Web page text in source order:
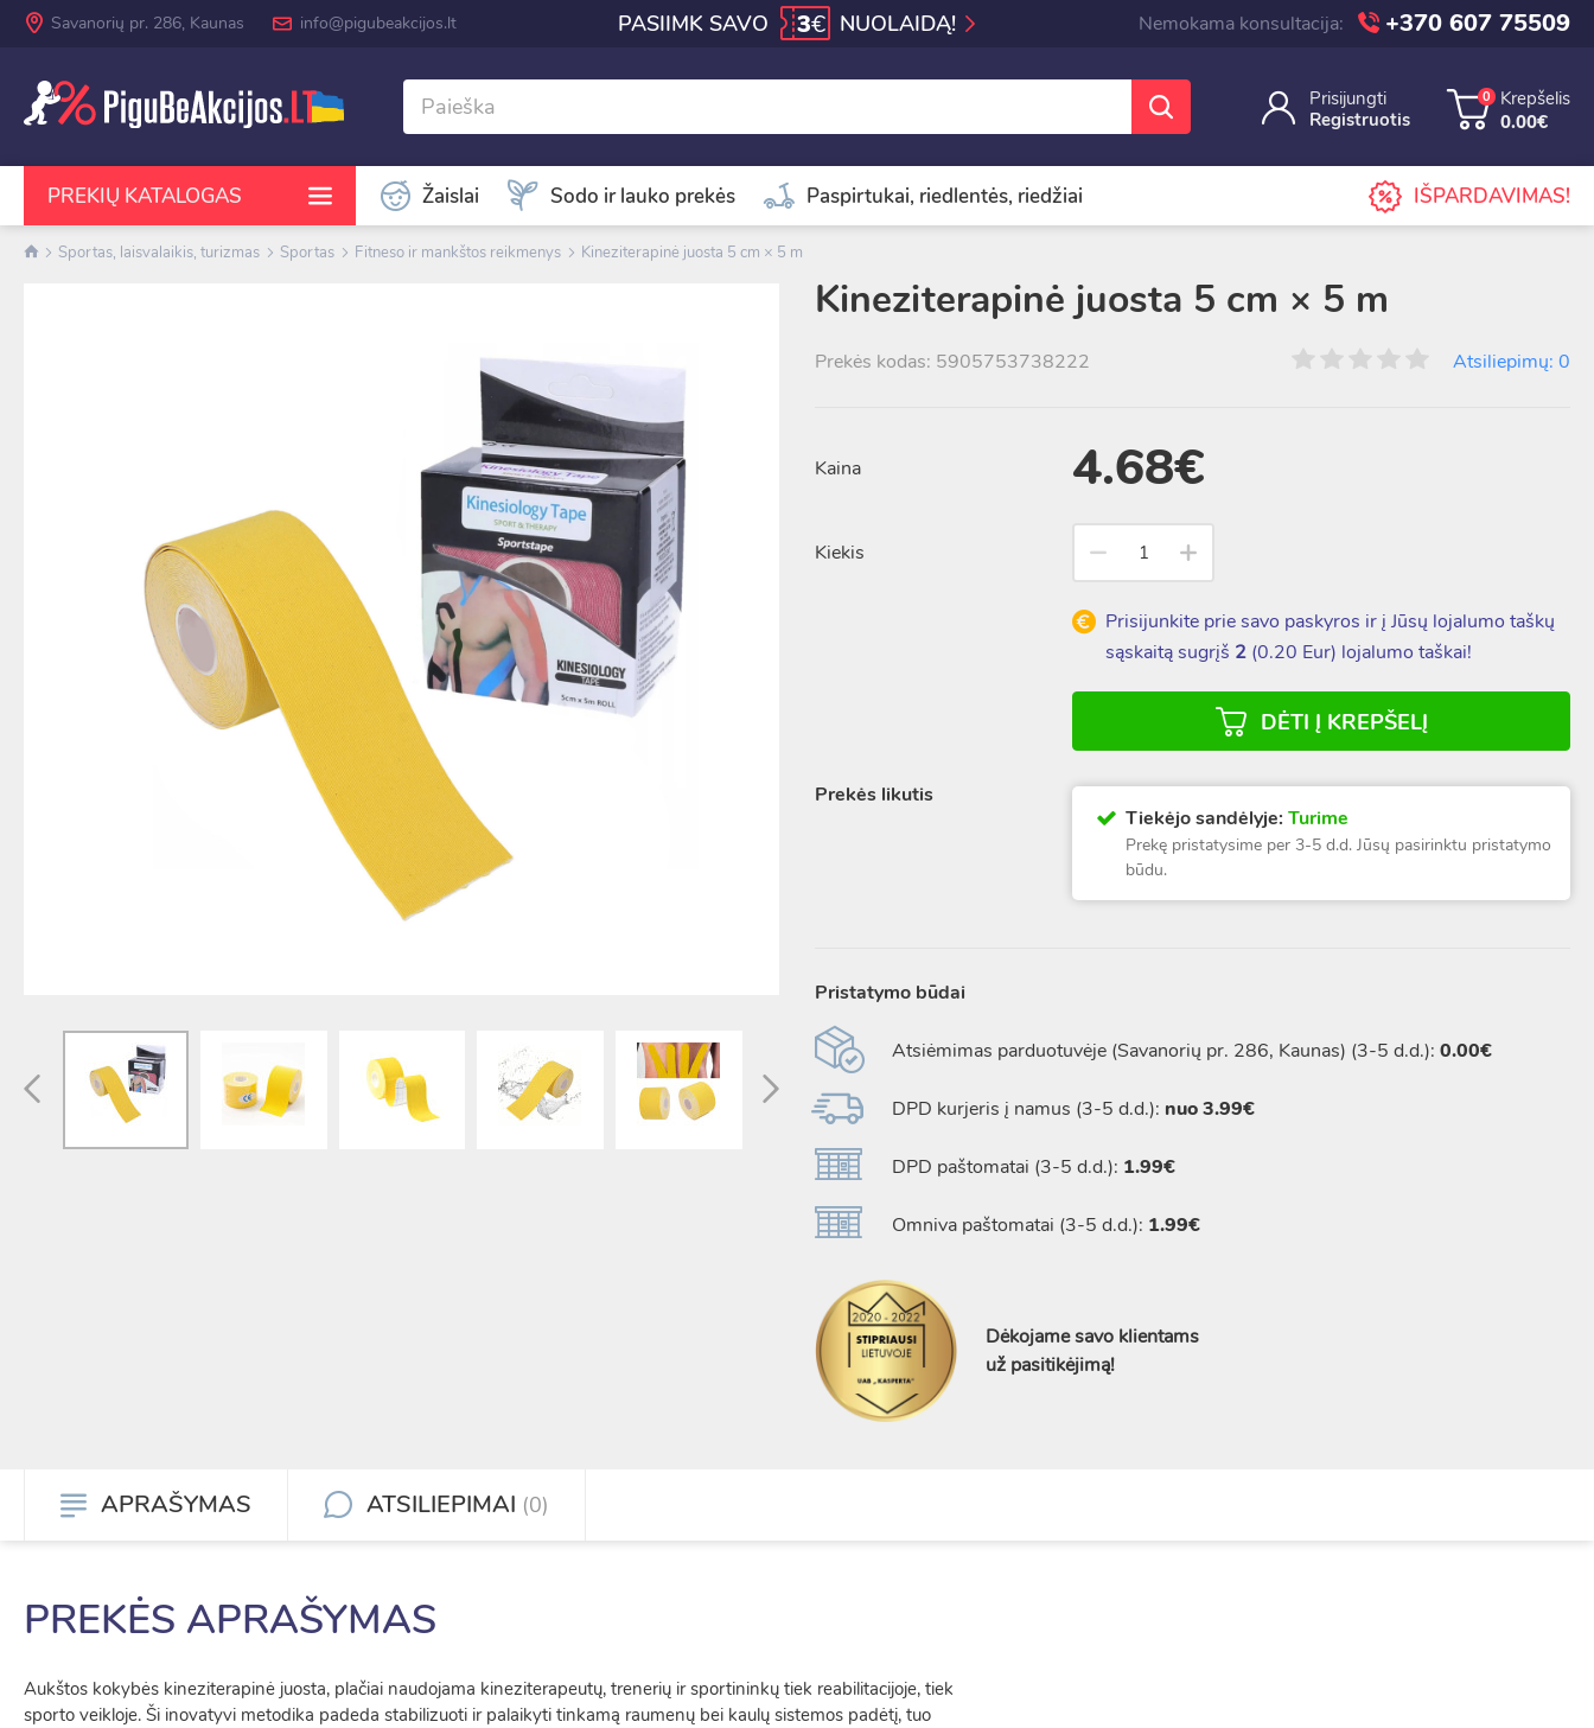
Savanorių pr. 286, Kaunas info@pigubeakcijos.lt PASIIMK SAVO 3€ NUOLAIDĄ! Nemokama konsultacija: +370 607 75509
Prisijungti
Registruotis
0
Krepšelis
0.00€
PREKIŲ KATALOGAS Žaislai Sodo ir lauko prekės Paspirtukai, riedlentės, riedžiai IŠPARDAVIMAS!
Sportas, laisvalaikis, turizmas Sportas Fitneso ir mankštos reikmenys Kineziterapinė juosta 5 cm × 5 m
Kineziterapinė juosta 5 cm × 5 m
Prekės kodas: 5905753738222 Atsiliepimų: 0
Kaina 4.68€
Kiekis
Prisijunkite prie savo paskyros ir į Jūsų lojalumo taškų
sąskaitą sugrįš 2 (0.20 Eur) lojalumo taškai!
DĖTI Į KREPŠELĮ
Prekės likutis
Tiekėjo sandėlyje: Turime
Prekę pristatysime per 3-5 d.d. Jūsų pasirinktu pristatymo
būdu.
Pristatymo būdai
Atsiėmimas parduotuvėje (Savanorių pr. 286, Kaunas) (3-5 d.d.): 0.00€
DPD kurjeris į namus (3-5 d.d.): nuo 3.99€
DPD paštomatai (3-5 d.d.): 1.99€
Omniva paštomatai (3-5 d.d.): 1.99€
Dėkojame savo klientams
už pasitikėjimą!
APRAŠYMAS ATSILIEPIMAI (0)
PREKĖS APRAŠYMAS
Aukštos kokybės kineziterapinė juosta, plačiai naudojama kineziterapeutų, trenerių ir sportininkų tiek reabilitacijoje, tiek
sporto veikloje. Ši inovatyvi metodika padeda stabilizuoti ir palaikyti tinkamą raumenų bei kaulų sistemos padėtį, tuo